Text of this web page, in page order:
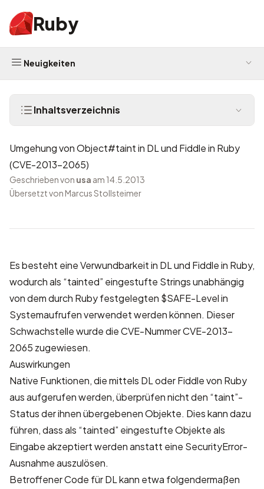
Ruby
Neuigkeiten
Inhaltsverzeichnis
Umgehung von Object#taint in DL und Fiddle in Ruby
(CVE-2013-2065)
Geschrieben von usa am 14.5.2013
Übersetzt von Marcus Stollsteimer
Es besteht eine Verwundbarkeit in DL und Fiddle in Ruby,
wodurch als “tainted” eingestufte Strings unabhängig
von dem durch Ruby festgelegten $SAFE-Level in
Systemaufrufen verwendet werden können. Dieser
Schwachstelle wurde die CVE-Nummer CVE-2013-
2065 zugewiesen.
Auswirkungen
Native Funktionen, die mittels DL oder Fiddle von Ruby
aus aufgerufen werden, überprüfen nicht den “taint”-
Status der ihnen übergebenen Objekte. Dies kann dazu
führen, dass als “tainted” eingestufte Objekte als
Eingabe akzeptiert werden anstatt eine SecurityError-
Ausnahme auszulösen.
Betroffener Code für DL kann etwa folgendermaßen